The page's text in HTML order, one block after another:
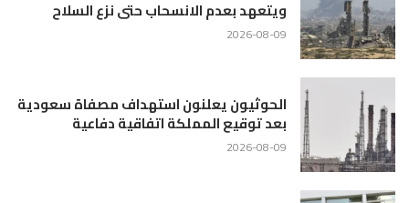
ويتعهد بعدم الانسحاب حتى نزع السلاح
2026-08-09
الحوثيون يعلنون استهداف مصفاة سعودية
بعد توقيع المملكة اتفاقية دفاعية
2026-08-09